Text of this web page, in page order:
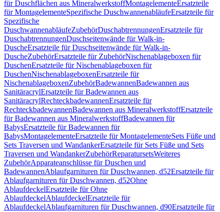
für Duschflächen aus MineralwerkstoffMontagelementeErsatzteile
für MontagelementeSpezifische DuschwannenabläufeErsatzteile für
Spezifische
DuschwannenabläufeZubehörDuschabtrennungenErsatzteile für
DuschabtrennungenDuschseitenwände für Walk-in-
DuscheErsatzteile für Duschseitenwände für Walk-in-
DuscheZubehörErsatzteile für ZubehörNischenablageboxen für
DuschenErsatzteile für Nischenablageboxen für
DuschenNischenablageboxenErsatzteile für
NischenablageboxenZubehörBadewannenBadewannen aus
SanitäracrylErsatzteile für Badewannen aus
SanitäracrylRechteckbadewannenErsatzteile für
RechteckbadewannenBadewannen aus MineralwerkstoffErsatzteile
für Badewannen aus MineralwerkstoffBadewannen für
BabysErsatzteile für Badewannen für
BabysMontagelementeErsatzteile für MontagelementeSets Füße und
Sets Traversen und WandankerErsatzteile für Sets Füße und Sets
Traversen und WandankerZubehörReparatursetsWeiteres
ZubehörApparateanschlüsse für Duschen und
BadewannenAblaufgarnituren für Duschwannen, d52Ersatzteile für
Ablaufgarnituren für Duschwannen, d52Ohne
AblaufdeckelErsatzteile für Ohne
AblaufdeckelAblaufdeckelErsatzteile für
AblaufdeckelAblaufgarnituren für Duschwannen, d90Ersatzteile für